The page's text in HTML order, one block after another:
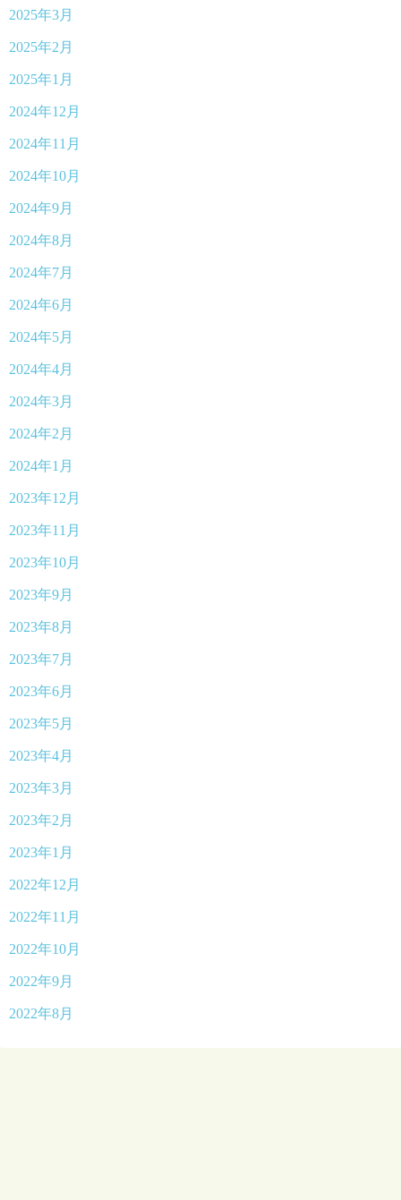
2025年3月
2025年2月
2025年1月
2024年12月
2024年11月
2024年10月
2024年9月
2024年8月
2024年7月
2024年6月
2024年5月
2024年4月
2024年3月
2024年2月
2024年1月
2023年12月
2023年11月
2023年10月
2023年9月
2023年8月
2023年7月
2023年6月
2023年5月
2023年4月
2023年3月
2023年2月
2023年1月
2022年12月
2022年11月
2022年10月
2022年9月
2022年8月